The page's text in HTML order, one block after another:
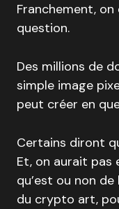
Franchement,
question.
Des millions de
simple image
peut créer en
Certains diront
Et, on aurait pas
qu’est ou non
du crypto art,